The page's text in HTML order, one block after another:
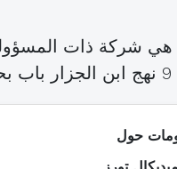
هي شركة ذات
حول